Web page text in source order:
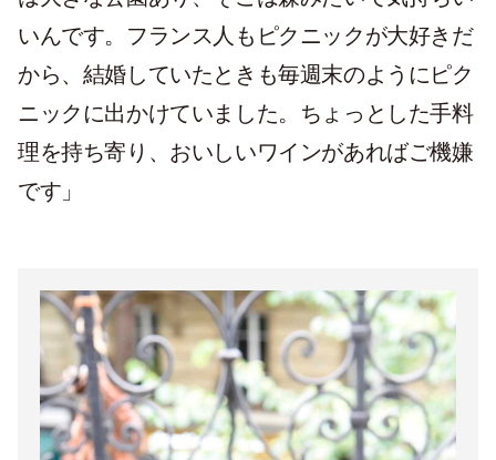
いんです。フランス人もピクニックが大好きだ
から、結婚していたときも毎週末のようにピク
ニックに出かけていました。ちょっとした手料
理を持ち寄り、おいしいワインがあればご機嫌
です」